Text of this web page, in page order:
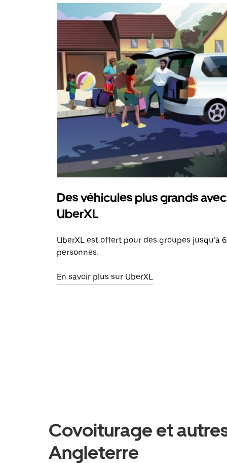
Des véhicules plus grands avec
UberXL
UberXL est offert pour des groupes jusqu’à 6
personnes.
En savoir plus sur UberXL
Covoiturage et
Angleterre